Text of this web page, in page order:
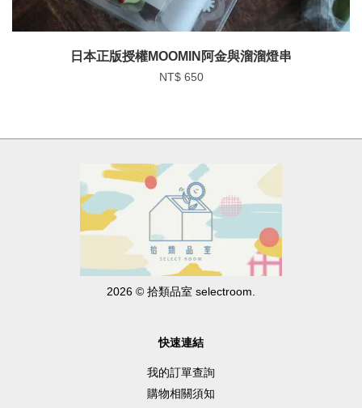
日本正版授權MOOMIN阿金與溜溜燈串
NT$ 650
2026 © 拾類品室 selectroom.
快速連結
我的訂單查詢
購物相關須知